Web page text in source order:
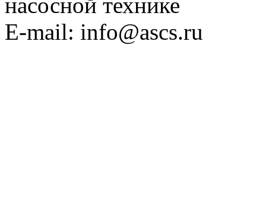
E-mail: info@ascs.ru